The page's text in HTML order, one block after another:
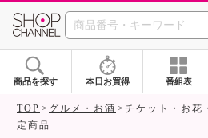
SHOP
商品を探す 本日お買得 番組表
TOP グルメ・お酒
チケット・お
定商品